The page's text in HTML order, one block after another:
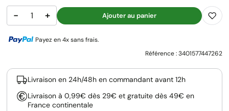
− + Ajouter au panier
Payez en 4x sans frais.
Référence :3401577447262
Livraison en 24h/48h en commandant avant 12h
Livraison à 0,99€ dès 29€ et gratuite dès 49€ en
France continentale